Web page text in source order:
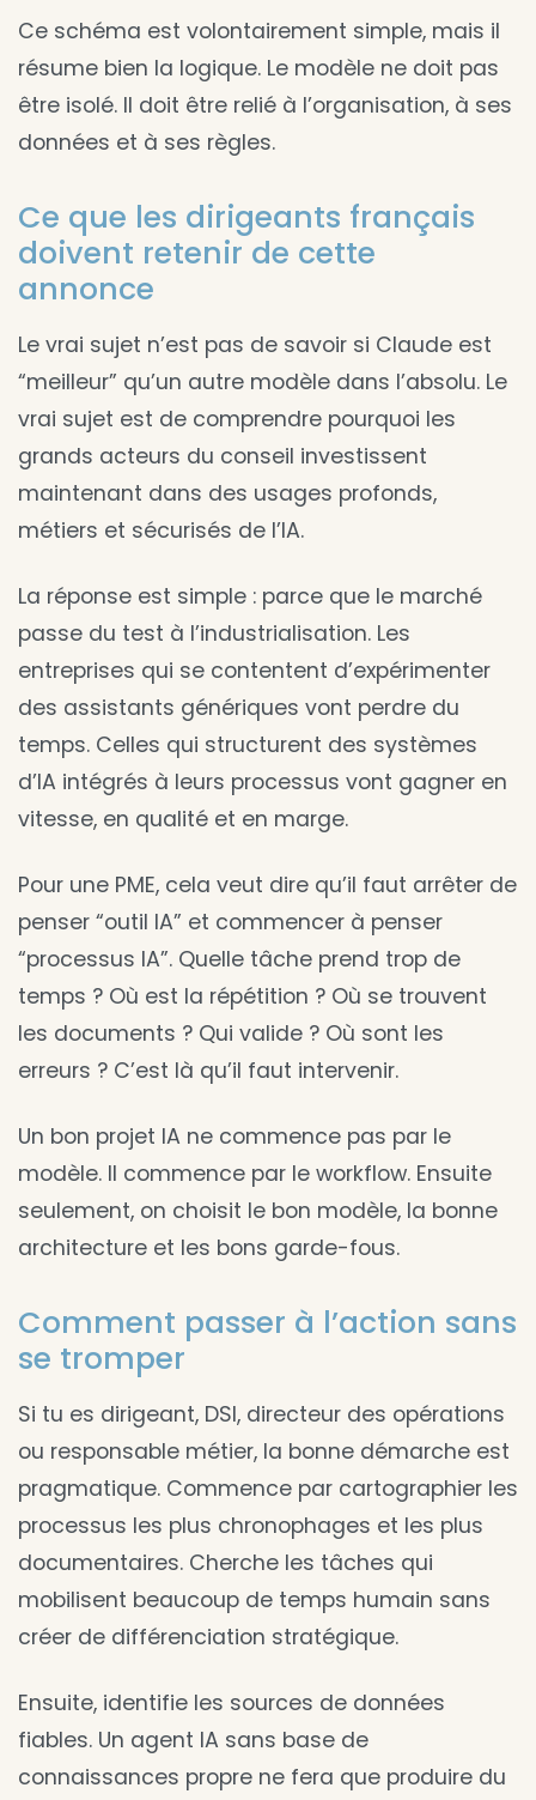
Ce schéma est volontairement simple, mais il
résume bien la logique. Le modèle ne doit pas
être isolé. Il doit être relié à l’organisation, à ses
données et à ses règles.
Ce que les dirigeants français
doivent retenir de cette
annonce
Le vrai sujet n’est pas de savoir si Claude est
“meilleur” qu’un autre modèle dans l’absolu. Le
vrai sujet est de comprendre pourquoi les
grands acteurs du conseil investissent
maintenant dans des usages profonds,
métiers et sécurisés de l’IA.
La réponse est simple : parce que le marché
passe du test à l’industrialisation. Les
entreprises qui se contentent d’expérimenter
des assistants génériques vont perdre du
temps. Celles qui structurent des systèmes
d’IA intégrés à leurs processus vont gagner en
vitesse, en qualité et en marge.
Pour une PME, cela veut dire qu’il faut arrêter de
penser “outil IA” et commencer à penser
“processus IA”. Quelle tâche prend trop de
temps ? Où est la répétition ? Où se trouvent
les documents ? Qui valide ? Où sont les
erreurs ? C’est là qu’il faut intervenir.
Un bon projet IA ne commence pas par le
modèle. Il commence par le workflow. Ensuite
seulement, on choisit le bon modèle, la bonne
architecture et les bons garde-fous.
Comment passer à l’action sans
se tromper
Si tu es dirigeant, DSI, directeur des opérations
ou responsable métier, la bonne démarche est
pragmatique. Commence par cartographier les
processus les plus chronophages et les plus
documentaires. Cherche les tâches qui
mobilisent beaucoup de temps humain sans
créer de différenciation stratégique.
Ensuite, identifie les sources de données
fiables. Un agent IA sans base de
connaissances propre ne fera que produire du